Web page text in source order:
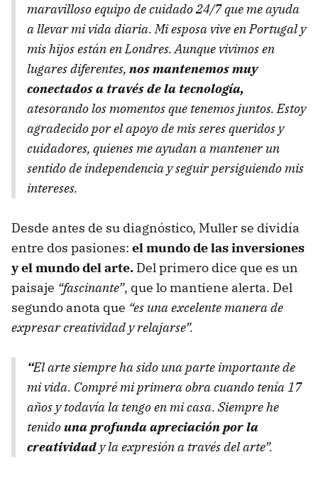
maravilloso equipo de cuidado 24/7 que me ayuda
a llevar mi vida diaria. Mi esposa vive en Portugal y
mis hijos están en Londres. Aunque vivimos en
lugares diferentes, nos mantenemos muy
conectados a través de la tecnología,
atesorando los momentos que tenemos juntos. Estoy
agradecido por el apoyo de mis seres queridos y
cuidadores, quienes me ayudan a mantener un
sentido de independencia y seguir persiguiendo mis
intereses.
Desde antes de su diagnóstico, Muller se dividía
entre dos pasiones: el mundo de las inversiones
y el mundo del arte. Del primero dice que es un
paisaje “fascinante”, que lo mantiene alerta. Del
segundo anota que “es una excelente manera de
expresar creatividad y relajarse”.
“El arte siempre ha sido una parte importante de
mi vida. Compré mi primera obra cuando tenía 17
años y todavía la tengo en mi casa. Siempre he
tenidouna profunda apreciación por la
creatividad y la expresión a través del arte”.